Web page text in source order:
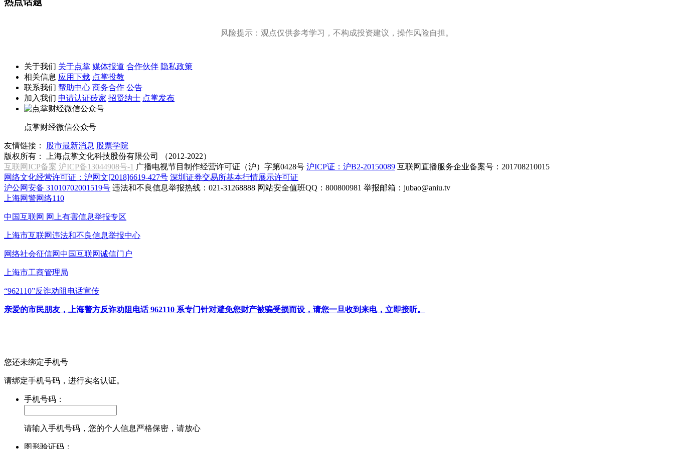
风险提示：观点仅供参考学习，不构成投资建议，操作风险自担。
关于我们 关于点掌 媒体报道 合作伙伴 隐私政策
相关信息 应用下载 点掌投教
联系我们 帮助中心 商务合作 公告
加入我们 申请认证砖家 招贤纳士 点掌发布
点掌财经微信公众号
友情链接： 股市最新消息 股票学院
版权所有：
上海点掌文化科技股份有限公司 （2012-2022）
互联网ICP备案 沪ICP备13044908号-1 广播电视节目制作经营许可证（沪）字第0428号 沪ICP证：沪B2-20150089 互联网直播服务企业备案号：201708210015
网络文化经营许可证：沪网文[2018]6619-427号 深圳证券交易所基本行情展示许可证
沪公网安备 31010702001519号 违法和不良信息举报热线：021-31268888 网站安全值班QQ：800800981 举报邮箱： jubao@aniu.tv
上海网警网络110
中国互联网 网上有害信息举报专区
上海市互联网违法和不良信息举报中心
网络社会征信网中国互联网诚信门户
上海市工商管理局
“962110”反诈劝阻电话宣传
亲爱的市民朋友，上海警方反诈劝阻电话 962110 系专门针对避免您财产被骗受损而设，请您一旦收到来电，立即接听。
您还未绑定手机号
请绑定手机号码，进行实名认证。
手机号码：
请输入手机号码，您的个人信息严格保密，请放心
图形验证码：